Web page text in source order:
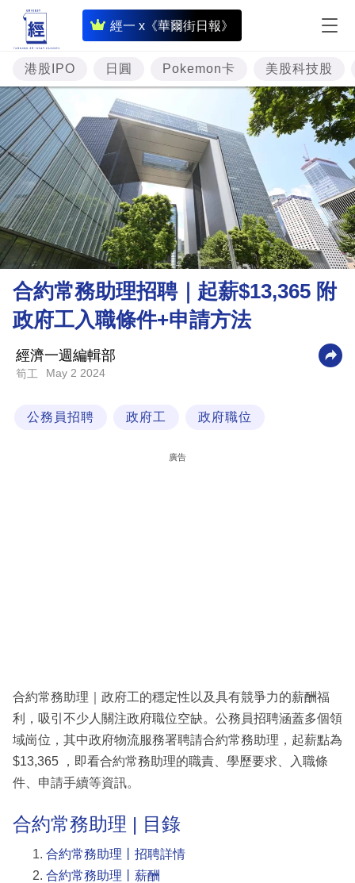
經一 x《華爾街日報》
即
時
財
經
專
題
投
資
樓
市
理
財
商
業
科
區
港股IPO 日圓 Pokemon卡 美股科技股
合約常務助理招聘｜起薪$13,365 附
政府工入職條件+申請方法
經濟一週編輯部
筍工 May 2 2024
公務員招聘 政府工 政府職位
廣告
合約常務助理｜政府工的穩定性以及具有競爭力的薪酬福
利，吸引不少人關注政府職位空缺。公務員招聘涵蓋多個領
域崗位，其中政府物流服務署聘請合約常務助理，起薪點為
$13,365 ，即看合約常務助理的職責、學歷要求、入職條
件、申請手續等資訊。
合約常務助理 | 目錄
合約常務助理丨招聘詳情
合約常務助理丨薪酬